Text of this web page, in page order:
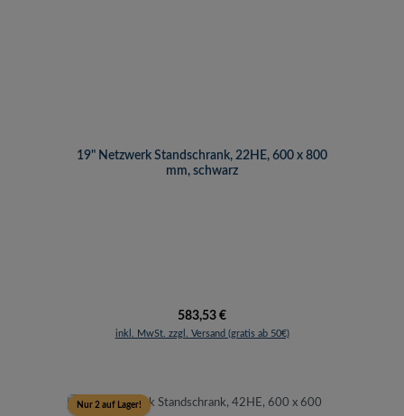
19" Netzwerk Standschrank, 22HE, 600 x 800
mm, schwarz
Regulärer Preis:
583,53 €
inkl. MwSt. zzgl. Versand (gratis ab 50€)
Nur 2 auf Lager!